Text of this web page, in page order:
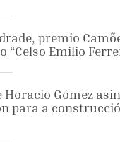
premio
“Celso Emilio
Horacio Gómez
para a